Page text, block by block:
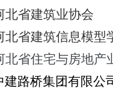
北省建筑业协会
北省建筑信息模型
北省住宅与房地产
建路桥集团有限公